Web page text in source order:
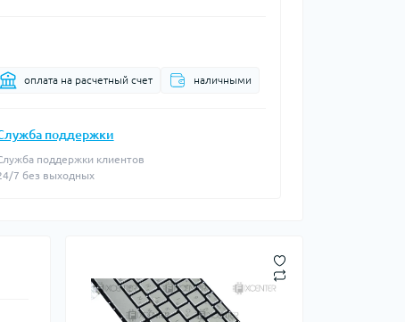
оплата на расчетный счет наличными
поддержки
поддержки клиентов
7 без выходных